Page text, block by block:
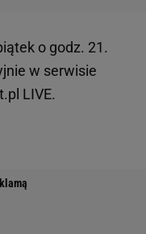
o godz. 21.
w serwisie
LIVE.